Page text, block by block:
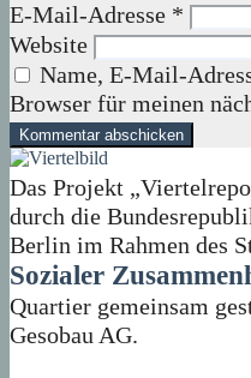
E-Mail-Adresse *
Website
Name, E-Mail-
Browser für meinen
Das Projekt
durch die
Berlin im Rahmen des
Sozialer
Quartier gemeinsam
Gesobau AG.